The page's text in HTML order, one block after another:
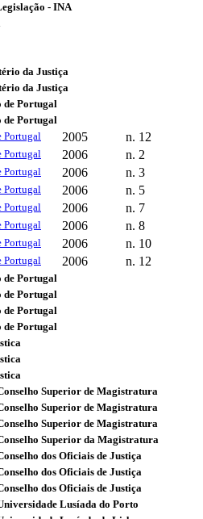
- INA
da Justiça
da Justiça
de Portugal
de Portugal
Portugal
2005 n. 12
Portugal 2006 n. 2
Portugal 2006 n. 3
Portugal 2006 n. 5
Portugal 2006 n. 7
Portugal 2006 n. 8
Portugal 2006 n. 10
Portugal 2006 n. 12
de Portugal
de Portugal
de Portugal
de Portugal
Superior de Magistratura
Superior de Magistratura
Superior de Magistratura
Superior da Magistratura
dos Oficiais de Justiça
dos Oficiais de Justiça
dos Oficiais de Justiça
Lusíada do Porto